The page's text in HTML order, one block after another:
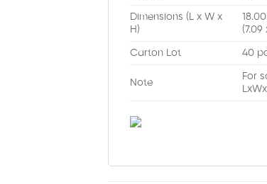
Dimensions (L x W x
H)
(7.09
Carton Lot 40
Note
For